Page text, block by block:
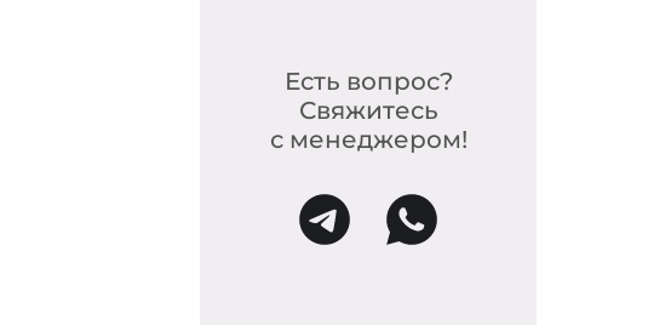
Есть вопрос?
Свяжитесь
с менеджером!